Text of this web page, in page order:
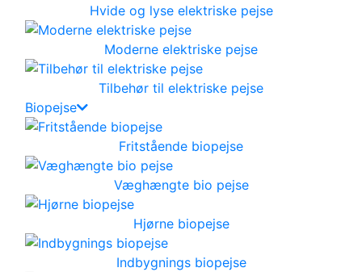
Hvide og lyse elektriske pejse
Moderne elektriske pejse
Tilbehør til elektriske pejse
Biopejse
Fritstående biopejse
Væghængte bio pejse
Hjørne biopejse
Indbygnings biopejse